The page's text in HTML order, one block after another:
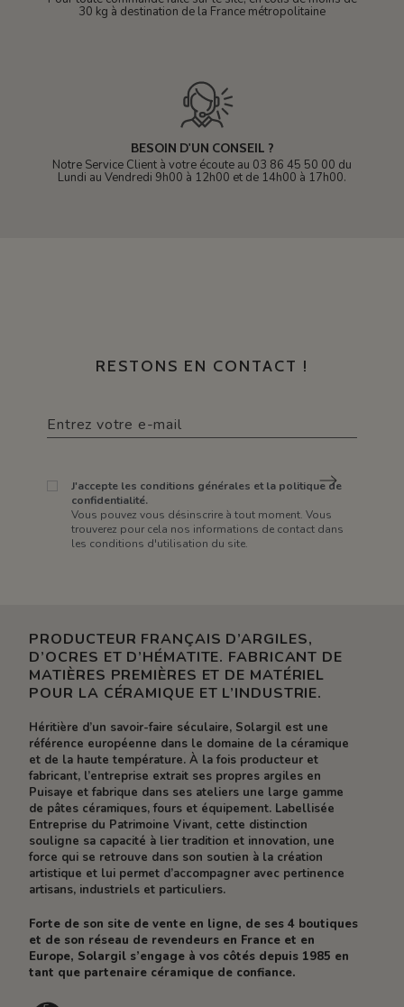
30 kg à destination de la France métropolitaine
BESOIN D'UN CONSEIL ?
Notre Service Client à votre écoute au 03 86 45 50 00 du
Lundi au Vendredi 9h00 à 12h00 et de 14h00 à 17h00.
RESTONS EN CONTACT !
J'accepte les conditions générales et la politique de
confidentialité.
Vous pouvez vous désinscrire à tout moment. Vous
trouverez pour cela nos informations de contact dans
les conditions d'utilisation du site.
PRODUCTEUR FRANÇAIS D’ARGILES,
D’OCRES ET D’HÉMATITE. FABRICANT DE
MATIÈRES PREMIÈRES ET DE MATÉRIEL
POUR LA CÉRAMIQUE ET L’INDUSTRIE.
Héritière d’un savoir-faire séculaire, Solargil est une
référence européenne dans le domaine de la céramique
et de la haute température. À la fois producteur et
fabricant, l’entreprise extrait ses propres argiles en
Puisaye et fabrique dans ses ateliers une large gamme
de pâtes céramiques, fours et équipement. Labellisée
Entreprise du Patrimoine Vivant, cette distinction
souligne sa capacité à lier tradition et innovation, une
force qui se retrouve dans son soutien à la création
artistique et lui permet d’accompagner avec pertinence
artisans, industriels et particuliers.
Forte de son site de vente en ligne, de ses 4 boutiques
et de son réseau de revendeurs en France et en
Europe, Solargil s’engage à vos côtés depuis 1985 en
tant que partenaire céramique de confiance.